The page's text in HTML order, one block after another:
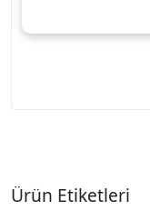
Dönme hızı: yaklaşık
Ürün Etiketleri